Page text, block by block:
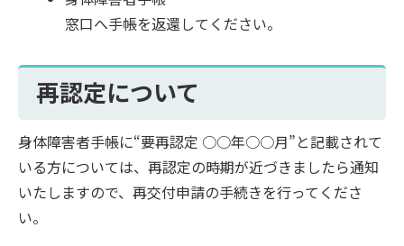
窓口へ手帳を返還してください。
再認定について
身体障害者手帳に“要再認定 ○○年○○月”と記載されて
いる方については、再認定の時期が近づきましたら通知
いたしますので、再交付申請の手続きを行ってくださ
い。